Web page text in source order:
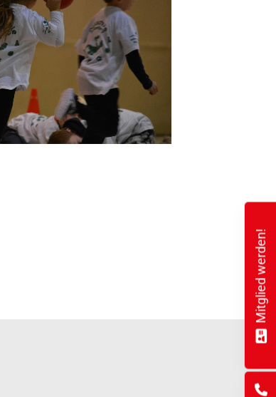
Mitglied werden!